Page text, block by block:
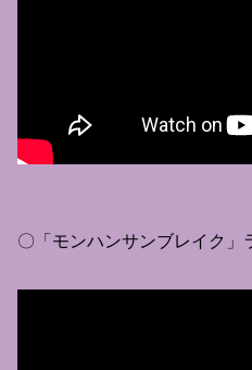
〇「モンハンサンブレイク」